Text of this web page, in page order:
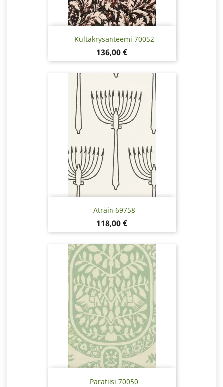
Kultakrysanteemi 70052
Hinta
136,00 €
Atrain 69758
Hinta
118,00 €
Paratiisi 70050